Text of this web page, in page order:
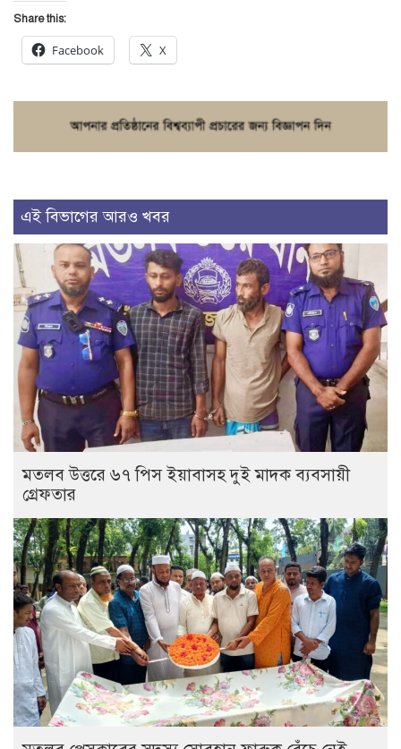
Share this:
Facebook X
এই বিভাগের আরও খবর
মতলব উত্তরে ৬৭ পিস ইয়াবাসহ দুই মাদক ব্যবসায়ী
গ্রেফতার